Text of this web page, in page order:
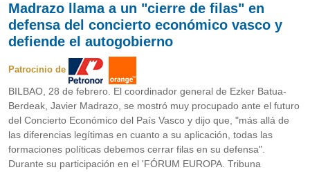
Madrazo llama a un "cierre de filas" en
defensa del concierto económico vasco y
defiende el autogobierno
Patrocinio de
BILBAO, 28 de febrero. El coordinador general de Ezker Batua-
Berdeak, Javier Madrazo, se mostró muy procupado ante el futuro
del Concierto Económico del País Vasco y dijo que, "más allá de
las diferencias legítimas en cuanto a su aplicación, todas las
formaciones políticas debemos cerrar filas en su defensa".
Durante su participación en el 'FÓRUM EUROPA. Tribuna